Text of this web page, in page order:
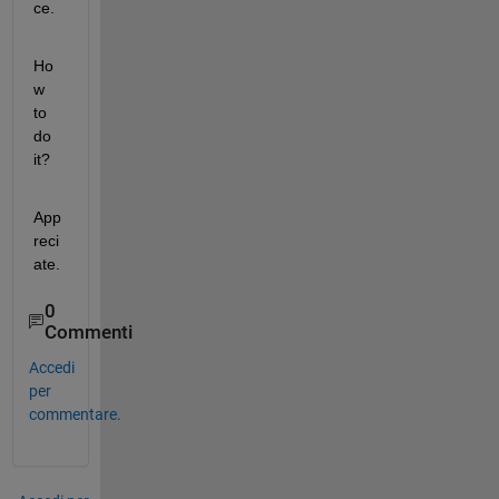
ce.
Ho
w
to
do
it?
App
reci
ate.
0
Commenti
Accedi
per
commentare.